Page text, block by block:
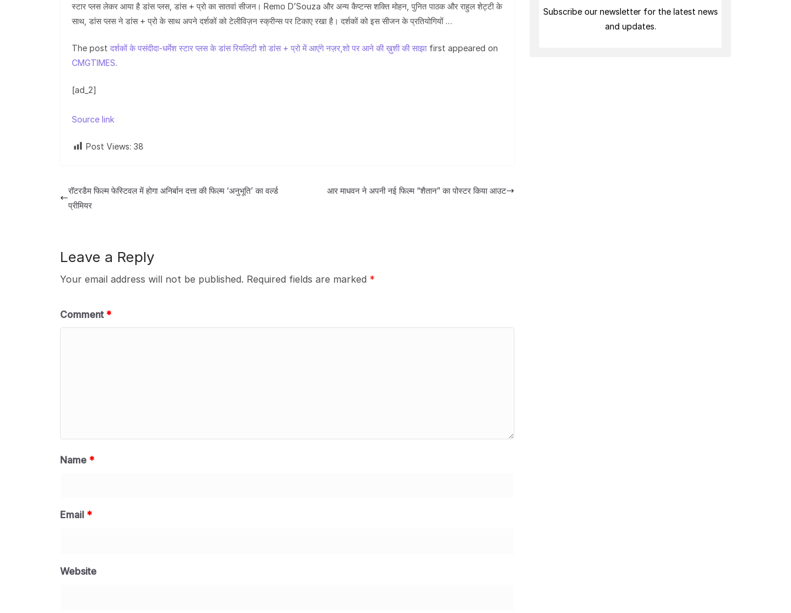
स्टार प्लस लेकर आया है डांस प्लस, डांस + प्रो का सातवां सीजन। Remo D’Souza और अन्य कैप्टन्स शक्ति मोहन, पुनित पाठक और राहुल शेट्टी के
साथ, डांस प्लस ने डांस + प्रो के साथ अपने दर्शकों को टेलीविज़न स्क्रीन्स पर टिकाए रखा है। दर्शकों को इस सीजन के प्रतियोगियों …
The post दर्शकों के पसंदीदा-धर्मेश स्टार प्लस के डांस रियलिटी शो डांस + प्रो में आएंगे नज़र,शो पर आने की ख़ुशी की साझाfirst appeared on
CMGTIMES.
[ad_2]
Source link
Post Views: 38
रॉटरडैम फिल्म फेस्टिवल में होगा अनिर्बान दत्ता की फिल्म ‘अनुभूति’ का वर्ल्ड
प्रीमियर
आर माधवन ने अपनी नई फिल्म “शैतान” का पोस्टर किया आउट
Leave a Reply
Your email address will not be published. Required fields are marked *
Comment *
Name *
Email *
Website
Subscribe our newsletter for the latest news
and updates.